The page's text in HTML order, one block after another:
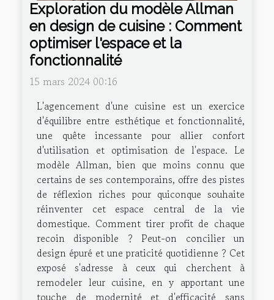
Exploration du modèle Allman
en design de cuisine : Comment
optimiser l'espace et la
fonctionnalité
15 mars 2024 00:16
L'agencement d'une cuisine est un exercice
d'équilibre entre esthétique et fonctionnalité,
une quête incessante pour allier confort
d'utilisation et optimisation de l'espace. Le
modèle Allman, bien que moins connu que
certains de ses contemporains, offre des pistes
de réflexion riches pour quiconque souhaite
réinventer cet espace central de la vie
domestique. Comment tirer profit de chaque
recoin disponible ? Peut-on concilier un
design épuré et une praticité quotidienne ? Cet
exposé s'adresse à ceux qui cherchent à
remodeler leur cuisine, en y apportant une
touche de modernité et d'efficacité sans